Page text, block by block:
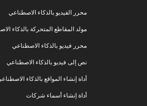
محرر الفيديو بالذكاء الاصطناعي
مولد المقاطع المتحركة بالذكاء
محرر فيديو بالذكاء الاصطناعي
نص إلى فيديو بالذكاء الاصطناعي
أداة إنشاء المواقع بالذكاء
أداة إنشاء أسماء شركات